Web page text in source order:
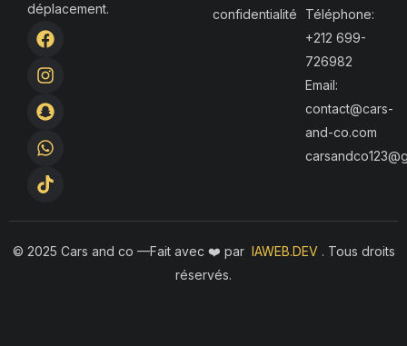
déplacement.
F
a
c
e
b
o
o
k
I
n
s
t
a
g
r
a
m
S
n
a
p
c
h
a
t
W
h
a
t
s
a
p
p
T
i
k
t
o
k
confidentialité
Téléphone:
+212 699-
726982
Email:
contact@cars-
and-co.com
© 2025 Cars and co —Fait avec ❤️ par IAWEB.DEV . Tous droits
réservés.